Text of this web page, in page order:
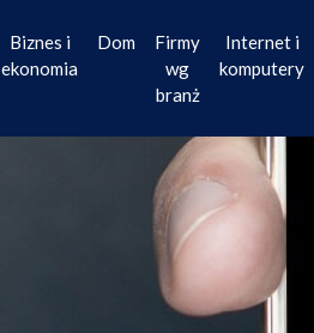
Biznes i
ekonomia
Dom
Firmy
wg
branż
Internet i
komputery